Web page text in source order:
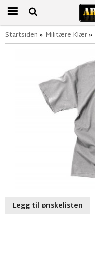
Startsiden» Militære Klær»
Legg til ønskelisten